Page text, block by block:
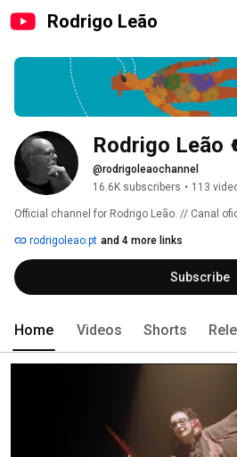
Rodrigo Leão
Rodrigo Leão
@rodrigoleaochannel
16.6K subscribers • 113
Official channel for Rodrigo Leão. // Canal
rodrigoleao.pt and 4 more links
Subscribe
Home Videos Shorts